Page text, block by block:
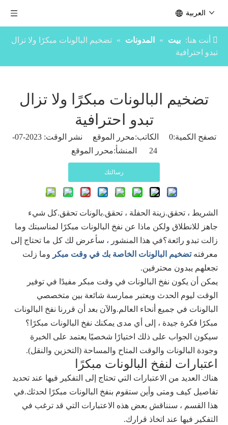
العربية
أنت هنا: بيت » المدونات » تضخيم البالونات مبكرًا ولا تزال
تبدو احترافية
تضخيم البالونات مبكرًا ولا تزال
تبدو احترافية
تصفح الكمية:0
الكاتب:محرر الموقع نشر الوقت: 2023-07-
24 المنشأ:
محرر الموقع
رسالتك
الشريط ، تحقق.زينة الحفلة ، تحقق.بالونات تحقق.كل شيء
جاهز للانطلاق ولكن ماذا عن نفخ البالونات مبكرًا لمناسبتك وما
زالت تبدو رائعة؟في هذا المنشور ، سأعرض لك كل ما تحتاج إلى
معرفتهتضخيم البالونات الخاصة بك في وقت مبكر وما زلت
تجعلهم يبدون محترفين.
يمكن أن يكون نفخ البالونات في وقت مبكر مفيدًا في توفير
الوقت ليوم الحدث ويعتبر ممارسة شائعة بين متخصصي
البالونات في جميع أنحاء العالم.والآن بعد أن قررنا نفخ البالونات
مبكرًا فكرة جيدة ، إلى أي مدى يمكنك نفخ البالونات مبكرًا؟
سيكون الجواب على ذلك اختيارًا شخصيًا يعتمد على الخبرة
وجودة البالونات والوقت المتاح والمساحة (التخزين والنقل).
اعتبارات لنفخ البالونات مبكرًا
هناك العديد من الاعتبارات التي تحتاج إلى التفكير فيها عند تحديد
تفاصيل كيف ومتى وأين ستقوم بنفخ البالونات مبكرًا لحدثك.في
هذا القسم ، سنناقش بعض هذه الاعتبارات التي قد ترغب في
التفكير فيها عند اتخاذ قرارك.